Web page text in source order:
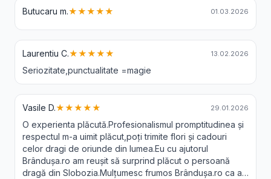
Butucaru m.★★★★★ 01.03.2026
Laurentiu C.★★★★★ 13.02.2026
Seriozitate,punctualitate =magie
Vasile D.★★★★★ 29.01.2026
O experienta plăcută.Profesionalismul promptitudinea și
respectul m-a uimit plăcut,poți trimite flori și cadouri
celor dragi de oriunde din lumea.Eu cu ajutorul
Brândușa.ro am reușit să surprind plăcut o persoană
dragă din Slobozia.Mulțumesc frumos Brândușa.ro ca a-